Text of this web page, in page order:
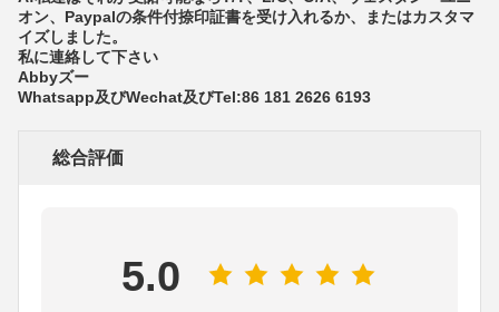
オン、Paypalの条件付捺印証書を受け入れるか、またはカスタマ
イズしました。
私に連絡して下さい
Abbyズー
Whatsapp及びWechat及びTel:86 181 2626 6193
総合評価
5.0